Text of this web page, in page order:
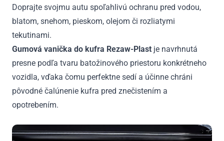
rezervou
2007
-
Doprajte svojmu autu spoľahlivú ochranu pred vodou,
blatom, snehom, pieskom, olejom či rozliatymi
tekutinami.
Gumová vanička do kufra Rezaw-Plast je navrhnutá
presne podľa tvaru batožinového priestoru konkrétneho
vozidla, vďaka čomu perfektne sedí a účinne chráni
pôvodné čalúnenie kufra pred znečistením a
opotrebením.